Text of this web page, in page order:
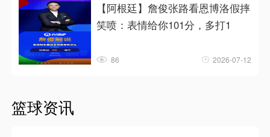
【阿根廷】詹俊张路看恩博洛假摔
笑喷：表情给你101分，多打1
86 2026-07-12
篮球资讯